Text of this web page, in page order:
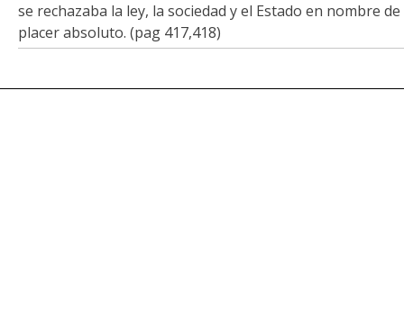
se rechazaba la ley, la sociedad y el Estado en nombre
placer absoluto. (pag 417,418)